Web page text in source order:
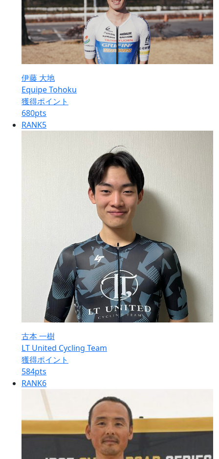
伊藤 大地
Equipe Tohoku
獲得ポイント
680pts
RANK5
古本 一樹
LT United Cycling Team
獲得ポイント
584pts
RANK6